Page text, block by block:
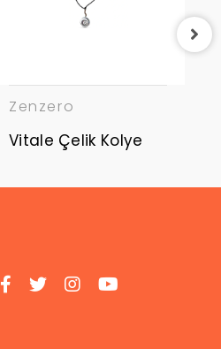
Zenzero
Vitale Çelik Kolye